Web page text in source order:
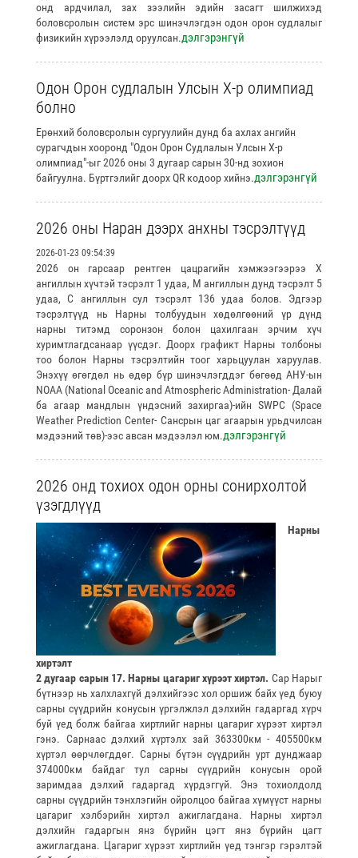
онд ардчилал, зах зээлийн эдийн засагт шилжихэд
боловсролын систем эрс шинэчлэгдэн одон орон судлалыг
физикийн хүрээлэлд оруулсан.дэлгэрэнгүй
Одон Орон судлалын Улсын Х-р олимпиад
болно
Ерөнхий боловсролын сургуулийн дунд ба ахлах ангийн
сурагчдын хооронд "Одон Орон Судлалын Улсын X-р
олимпиад"-ыг 2026 оны 3 дугаар сарын 30-нд зохион
байгуулна. Бүртгэлийг доорх QR кодоор хийнэ.дэлгэрэнгүй
2026 оны Наран дээрх анхны тэсрэлтүүд
2026-01-23 09:54:39
2026 он гарсаар рентген цацрагийн хэмжээгээрээ Х
ангиллын хүчтэй тэсрэлт 1 удаа, М ангиллын дунд тэсрэлт 5
удаа, С ангиллын сул тэсрэлт 136 удаа болов. Эдгээр
тэсрэлтүүд нь Нарны толбуудын хөдөлгөөний үр дүнд
нарны титэмд соронзон болон цахилгаан эрчим хүч
хуримтлагдсанаар үүсдэг. Доорх графикт Нарны толбоны
тоо болон Нарны тэсрэлтийн тоог харьцуулан харуулав.
Энэхүү өгөгдөл нь өдөр бүр шинэчлэгддэг бөгөөд АНУ-ын
NOAA (National Oceanic and Atmospheric Administration- Далай
ба агаар мандлын үндэсний захиргаа)-ийн SWPC (Space
Weather Prediction Center- Сансрын цаг агаарын урьдчилсан
мэдээний төв)-ээс авсан мэдээлэл юм.дэлгэрэнгүй
2026 онд тохиох одон орны сонирхолтой
үзэгдлүүд
Нарны
хиртэлт
2 дугаар сарын 17. Нарны цагариг хүрээт хиртэл. Сар Нарыг
бүтнээр нь халхлахгүй дэлхийгээс хол оршиж байх үед буюу
сарны сүүдрийн конусын үргэлжлэл дэлхийн гадаргад хүрч
буй үед болж байгаа хиртлийг нарны цагариг хүрээт хиртэл
гэнэ. Сарнаас дэлхий хүртэлх зай 363300км - 405500км
хүртэл өөрчлөгддөг. Сарны бүтэн сүүдрийн урт дунджаар
374000км байдаг тул сарны сүүдрийн конусын орой
заримдаа дэлхий гадаргад хүрдэггүй. Энэ тохиолдолд
сарны сүүдрийн тэнхлэгийн ойролцоо байгаа хүмүүст нарны
цагариг хэлбэрийн хиртэл ажиглагдана. Нарны хиртэл
дэлхийн гадаргын янз бүрийн цэгт янз бүрийн цагт
ажиглагдана. Цагариг хүрээт хиртлийн үед тэнгэр гэрэлтэй